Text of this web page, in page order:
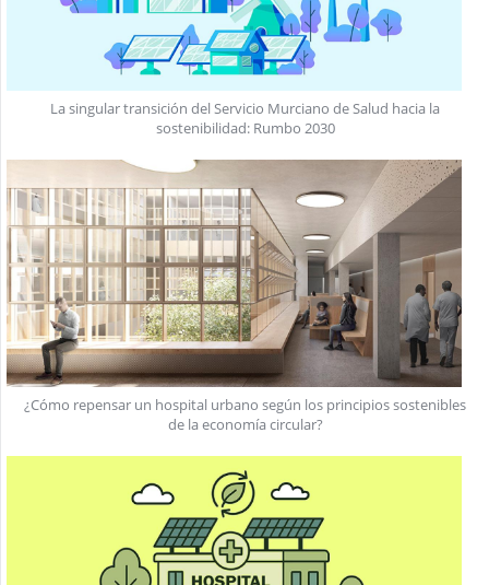
La singular transición del Servicio Murciano de Salud hacia la
sostenibilidad: Rumbo 2030
¿Cómo repensar un hospital urbano según los principios sostenibles
de la economía circular?